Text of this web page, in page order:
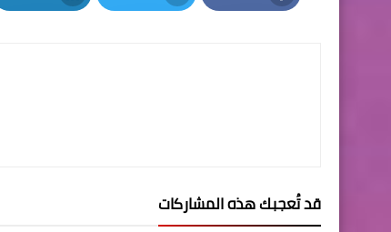
Facebook
Twitter
LinkedIn
قد تُعجبك هذه المشاركات